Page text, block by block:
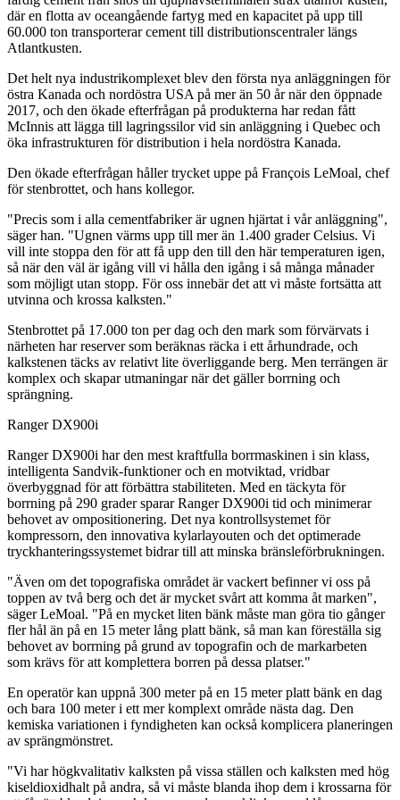
där en flotta av oceangående fartyg med en kapacitet på upp till
60.000 ton transporterar cement till distributionscentraler längs
Atlantkusten.
Det helt nya industrikomplexet blev den första nya anläggningen för
östra Kanada och nordöstra USA på mer än 50 år när den öppnade
2017, och den ökade efterfrågan på produkterna har redan fått
McInnis att lägga till lagringssilor vid sin anläggning i Quebec och
öka infrastrukturen för distribution i hela nordöstra Kanada.
Den ökade efterfrågan håller trycket uppe på François LeMoal, chef
för stenbrottet, och hans kollegor.
"Precis som i alla cementfabriker är ugnen hjärtat i vår anläggning",
säger han. "Ugnen värms upp till mer än 1.400 grader Celsius. Vi
vill inte stoppa den för att få upp den till den här temperaturen igen,
så när den väl är igång vill vi hålla den igång i så många månader
som möjligt utan stopp. För oss innebär det att vi måste fortsätta att
utvinna och krossa kalksten."
Stenbrottet på 17.000 ton per dag och den mark som förvärvats i
närheten har reserver som beräknas räcka i ett århundrade, och
kalkstenen täcks av relativt lite överliggande berg. Men terrängen är
komplex och skapar utmaningar när det gäller borrning och
sprängning.
Ranger DX900i
Ranger DX900i har den mest kraftfulla borrmaskinen i sin klass,
intelligenta Sandvik-funktioner och en motviktad, vridbar
överbyggnad för att förbättra stabiliteten. Med en täckyta för
borrning på 290 grader sparar Ranger DX900i tid och minimerar
behovet av ompositionering. Det nya kontrollsystemet för
kompressorn, den innovativa kylarlayouten och det optimerade
tryckhanteringssystemet bidrar till att minska bränsleförbrukningen.
"Även om det topografiska området är vackert befinner vi oss på
toppen av två berg och det är mycket svårt att komma åt marken",
säger LeMoal. "På en mycket liten bänk måste man göra tio gånger
fler hål än på en 15 meter lång platt bänk, så man kan föreställa sig
behovet av borrning på grund av topografin och de markarbeten
som krävs för att komplettera borren på dessa platser."
En operatör kan uppnå 300 meter på en 15 meter platt bänk en dag
och bara 100 meter i ett mer komplext område nästa dag. Den
kemiska variationen i fyndigheten kan också komplicera planeringen
av sprängmönstret.
"Vi har högkvalitativ kalksten på vissa ställen och kalksten med hög
kiseldioxidhalt på andra, så vi måste blanda ihop dem i krossarna för